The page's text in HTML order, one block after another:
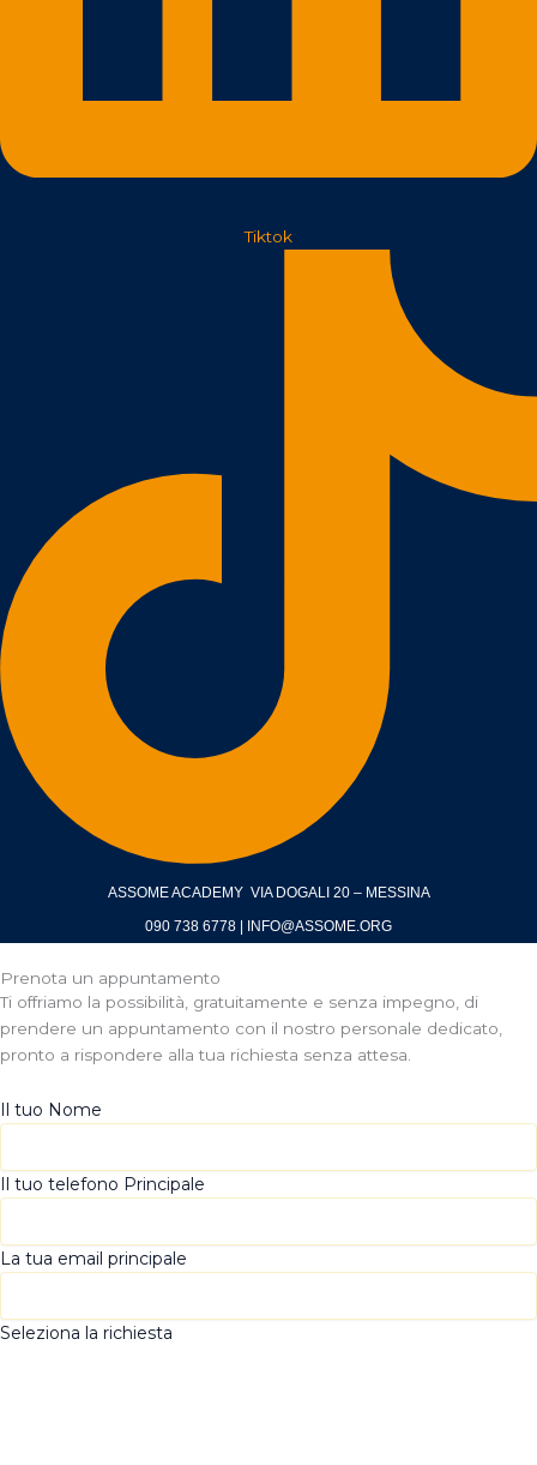
Tiktok
ASSOME ACADEMY VIA DOGALI 20 – MESSINA
090 738 6778 | INFO@ASSOME.ORG
Prenota un appuntamento
Ti offriamo la possibilità, gratuitamente e senza impegno, di
prendere un appuntamento con il nostro personale dedicato,
pronto a rispondere alla tua richiesta senza attesa.
Il tuo Nome
Il tuo telefono Principale
La tua email principale
Seleziona la richiesta